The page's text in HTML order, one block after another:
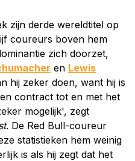
zijn derde wereldtitel op
coureurs boven hem
zich doorzet,
en Lewis
hij zeker doen, want hij is
contract tot en met het
mogelijk', zegt
. De Red Bull-coureur
statistieken hem weinig
is als hij zegt dat het